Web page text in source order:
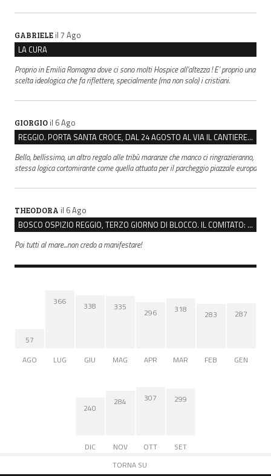
GABRIELE il 7 Ago
LA CURA
Proprio in Emilia Romagna dove ci sono molti Hospice all’altezza ! E’ proprio una
scelta ideologica che fa riflettere, specialmente (ma non solo) i cristiani.
GIORGIO il 6 Ago
REGGIO. PORTA SANTA CROCE, DAL 24 AGOSTO AL VIA IL CANTIERE PER IL NUOVO COLLETTORE FOGNARIO
Bello, bellissimo, un altro regalo alle tribù maranze che manco ci ringrazieranno,
stessa logica cortomirante come quella attuata per il parcheggio piazzale europa
THEODORA il 6 Ago
BOSCO OSPIZIO REGGIO, TERZO GIORNO DI BLOCCO. IL COMITATO: “PRESIDIO FINO A VENERDÌ”
Poi tutti al mare...non credo a manifestare!
57
AGO
366
LUG
338
GIU
335
MAG
296
APR
318
MAR
283
FEB
287
GEN
240
DIC
284
NOV
307
OTT
299
SET
TORNA SU